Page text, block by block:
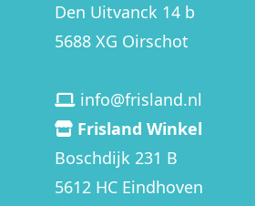
Den Uitvanck 14 b
5688 XG Oirschot
info@frisland.nl
Frisland Winkel
Boschdijk 231 B
5612 HC Eindhoven